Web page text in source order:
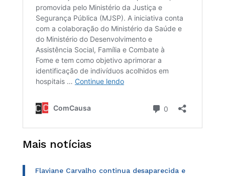
Mais notícias
Flaviane Carvalho continua desaparecida e